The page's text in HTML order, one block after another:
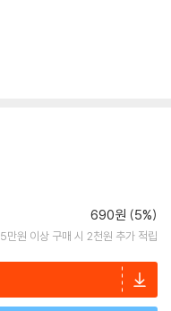
690원 (5%)
5만원 이상 구매 시 2천원 추가 적립